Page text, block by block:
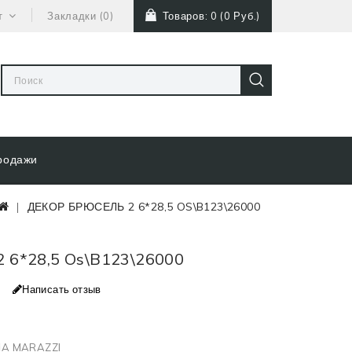
Закладки (0) Товаров: 0 (0 Руб.)
ДЕКОР БРЮСЕЛЬ 2 6*28,5 OS\B123\26000
6*28,5 Os\B123\26000
Написать отзыв
MARAZZI